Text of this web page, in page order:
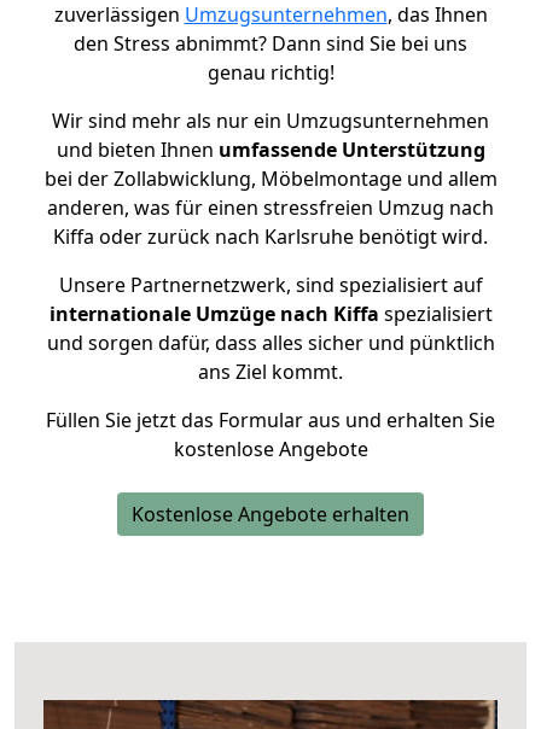
zuverlässigen Umzugsunternehmen, das Ihnen
den Stress abnimmt? Dann sind Sie bei uns
genau richtig!
Wir sind mehr als nur ein Umzugsunternehmen
und bieten Ihnen umfassende Unterstützung
bei der Zollabwicklung, Möbelmontage und allem
anderen, was für einen stressfreien Umzug nach
Kiffa oder zurück nach Karlsruhe benötigt wird.
Unsere Partnernetzwerk, sind spezialisiert auf
internationale Umzüge nach Kiffa spezialisiert
und sorgen dafür, dass alles sicher und pünktlich
ans Ziel kommt.
Füllen Sie jetzt das Formular aus und erhalten Sie
kostenlose Angebote
Kostenlose Angebote erhalten